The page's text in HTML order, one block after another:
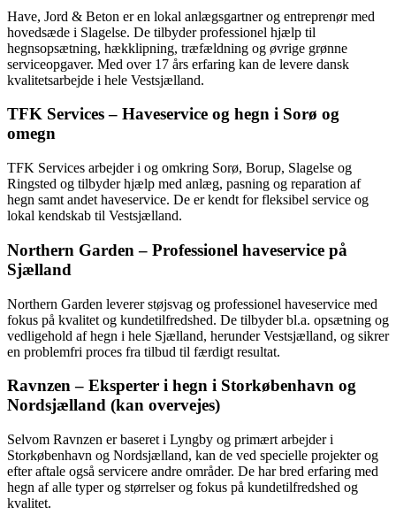
Have, Jord & Beton er en lokal anlægsgartner og entreprenør med
hovedsæde i Slagelse. De tilbyder professionel hjælp til
hegnsopsætning, hækklipning, træfældning og øvrige grønne
serviceopgaver. Med over 17 års erfaring kan de levere dansk
kvalitetsarbejde i hele Vestsjælland.
TFK Services – Haveservice og hegn i Sorø og
omegn
TFK Services arbejder i og omkring Sorø, Borup, Slagelse og
Ringsted og tilbyder hjælp med anlæg, pasning og reparation af
hegn samt andet haveservice. De er kendt for fleksibel service og
lokal kendskab til Vestsjælland.
Northern Garden – Professionel haveservice på
Sjælland
Northern Garden leverer støjsvag og professionel haveservice med
fokus på kvalitet og kundetilfredshed. De tilbyder bl.a. opsætning og
vedligehold af hegn i hele Sjælland, herunder Vestsjælland, og sikrer
en problemfri proces fra tilbud til færdigt resultat.
Ravnzen – Eksperter i hegn i Storkøbenhavn og
Nordsjælland (kan overvejes)
Selvom Ravnzen er baseret i Lyngby og primært arbejder i
Storkøbenhavn og Nordsjælland, kan de ved specielle projekter og
efter aftale også servicere andre områder. De har bred erfaring med
hegn af alle typer og størrelser og fokus på kundetilfredshed og
kvalitet.